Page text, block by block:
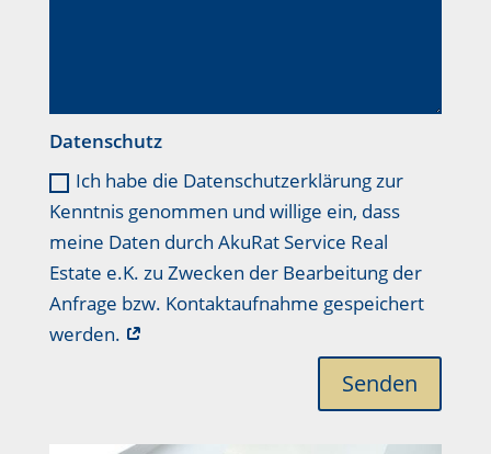
Datenschutz
Ich habe die Datenschutzerklärung zur
Kenntnis genommen und willige ein, dass
meine Daten durch AkuRat Service Real
Estate e.K. zu Zwecken der Bearbeitung der
Anfrage bzw. Kontaktaufnahme gespeichert
werden.
Senden